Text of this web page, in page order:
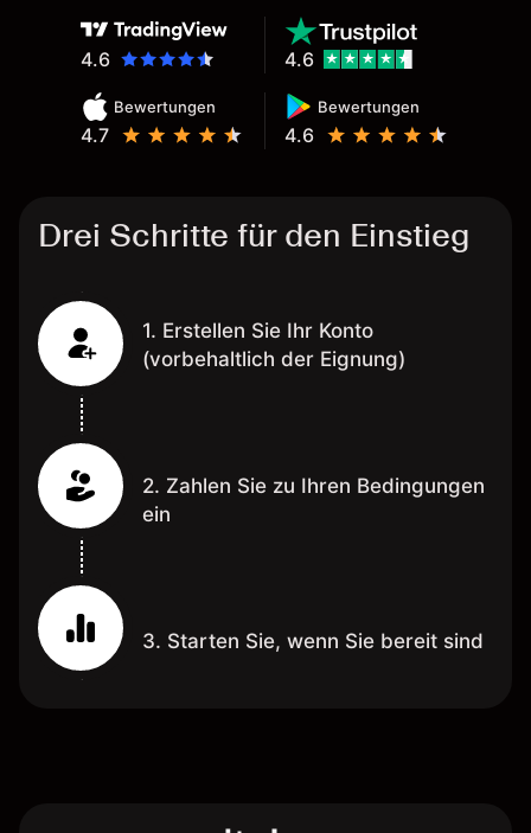
4.6
Bewertungen
4.7
Bewertungen
4.6
4.6
Drei Schritte für den Einstieg
1. Erstellen Sie Ihr Konto
(vorbehaltlich der Eignung)
2. Zahlen Sie zu Ihren Bedingungen
ein
3. Starten Sie, wenn Sie bereit sind